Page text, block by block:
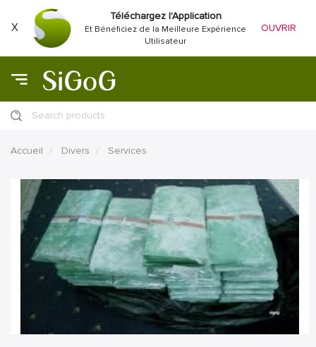
X
Téléchargez l'Application
Et Bénéficiez de la Meilleure Expérience
Utilisateur
OUVRIR
Search products
Accueil Divers Services